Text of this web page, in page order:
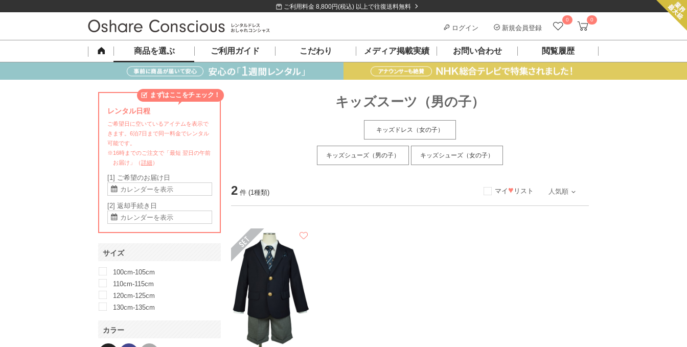
ご利用料金 8,800円(税込) 以上で往復送料無料
0 0
ログイン 新規会員登録
商品を選ぶ ご利用ガイド こだわり メディア掲載実績 お問い合わせ 閲覧履歴
キッズスーツ（男の子）
キッズドレス（女の子）
キッズシューズ（男の子） キッズシューズ（女の子）
2 件 (1種類) マイ ♥ リスト 人気順
まずはここをチェック！
レンタル日程
ご希望日に空いているアイテムを表示で
きます。6泊7日まで同一料金でレンタル
可能です。
※16時までのご注文で「最短 翌日の午前
お届け」（詳細 ）
[1] ご希望のお届け日
[2] 返却手続き日
サイズ
100cm-105cm
110cm-115cm
120cm-125cm
130cm-135cm
カラー